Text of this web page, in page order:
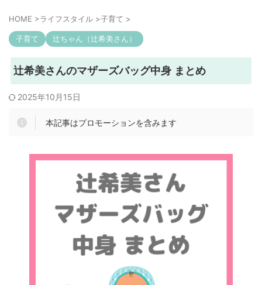
HOME >ライフスタイル >子育て >
子育て 辻ちゃん（辻希美さん）
辻希美さんのマザーズバッグ中身 まとめ
2025年10月15日
本記事はプロモーションを含みます